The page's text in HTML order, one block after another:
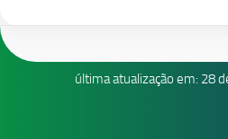
última atualização em: 28